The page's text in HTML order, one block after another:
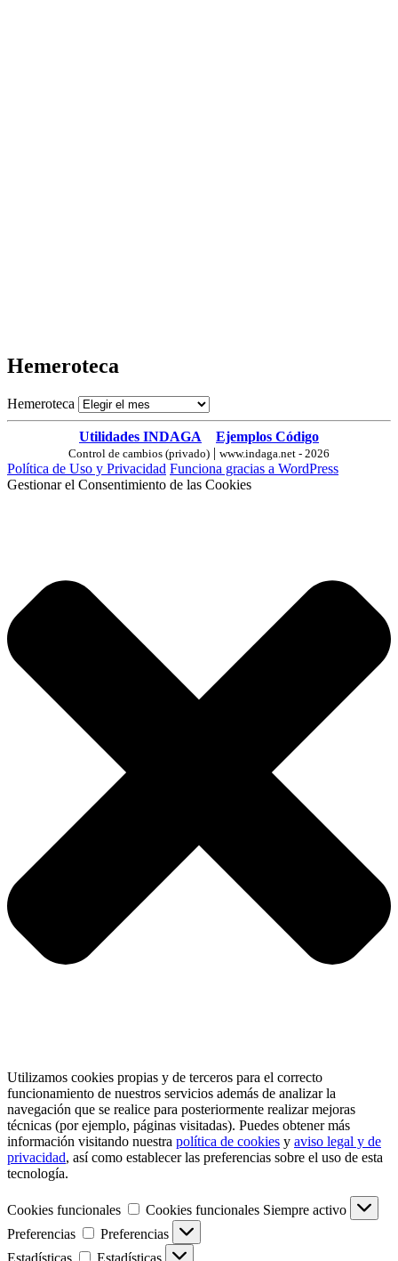
Hemeroteca
Hemeroteca
Utilidades INDAGA Ejemplos Código
Control de cambios (privado) | www.indaga.net - 2026
Política de Uso y Privacidad Funciona gracias a WordPress
Gestionar el Consentimiento de las Cookies
Utilizamos cookies propias y de terceros para el correcto
funcionamiento de nuestros servicios además de analizar la
navegación que se realice para posteriormente realizar mejoras
técnicas (por ejemplo, páginas visitadas). Puedes obtener más
información visitando nuestra política de cookies y aviso legal y de
privacidad, así como establecer las preferencias sobre el uso de esta
tecnología.
Cookies funcionales Cookies funcionales Siempre activo
Preferencias
Preferencias